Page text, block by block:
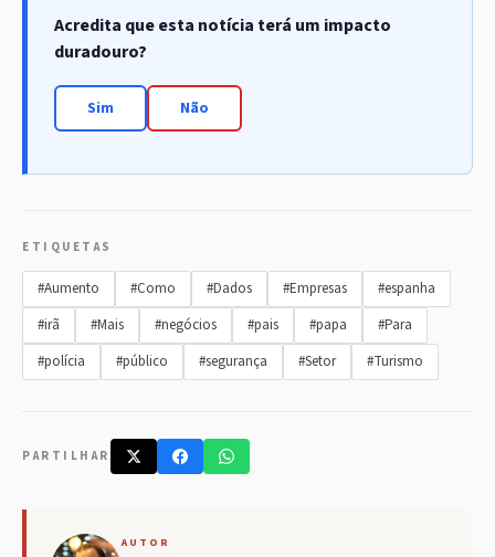
Acredita que esta notícia terá um impacto
duradouro?
Sim Não
ETIQUETAS
#Aumento #Como #Dados #Empresas
#espanha
#irã
#Mais #negócios #pais #papa
#Para
#polícia
#público #segurança #Setor #Turismo
PARTILHAR
AUTOR